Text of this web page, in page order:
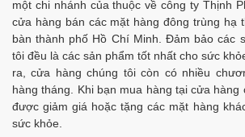
một chi nhánh của thuộc về công ty Thịnh
cửa hàng bán các mặt hàng đông trùng hạ
bàn thành phố Hồ Chí Minh. Đảm bảo các
tôi đều là các sản phẩm tốt nhất cho sức
ra, cửa hàng chúng tôi còn có nhiều
hàng tháng. Khi bạn mua hàng tại cửa hàng
được giảm giá hoặc tặng các mặt hàng
sức khỏe.